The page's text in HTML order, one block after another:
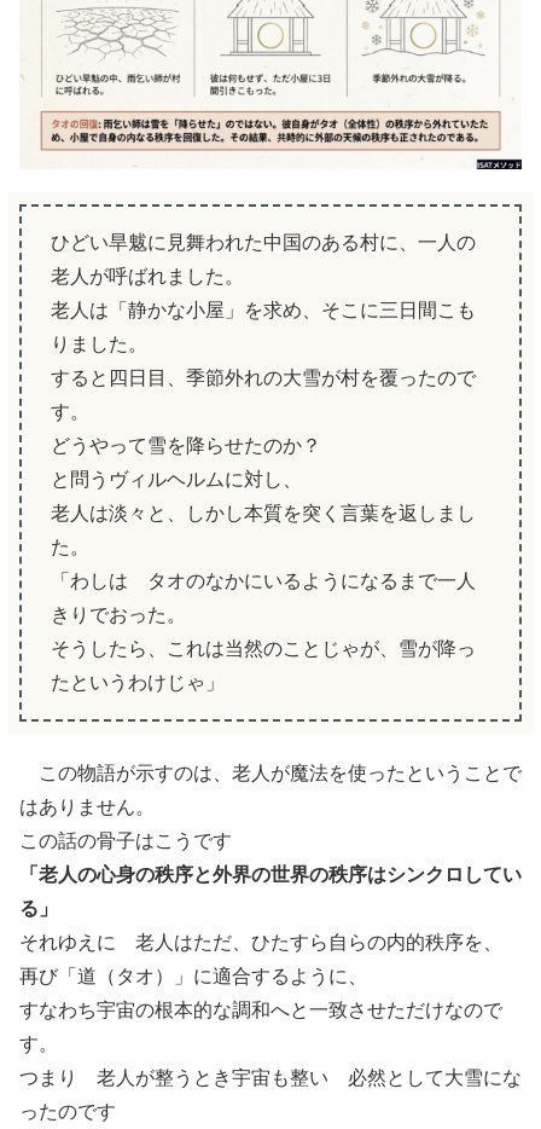
ひどい旱魃に見舞われた中国のある村に、一人の
老人が呼ばれました。
老人は「静かな小屋」を求め、そこに三日間こも
りました。
すると四日目、季節外れの大雪が村を覆ったので
す。
どうやって雪を降らせたのか？
と問うヴィルヘルムに対し、
老人は淡々と、しかし本質を突く言葉を返しまし
た。
「わしは タオのなかにいるようになるまで一人
きりでおった。
そうしたら、これは当然のことじゃが、雪が降っ
たというわけじゃ」
この物語が示すのは、老人が魔法を使ったということで
はありません。
この話の骨子はこうです
「老人の心身の秩序と外界の世界の秩序はシンクロしてい
る」
それゆえに 老人はただ、ひたすら自らの内的秩序を、
再び「道（タオ）」に適合するように、
すなわち宇宙の根本的な調和へと一致させただけなので
す。
つまり 老人が整うとき宇宙も整い 必然として大雪にな
ったのです